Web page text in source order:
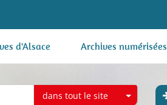
d'Alsace Archives numérisées
dans tout le site